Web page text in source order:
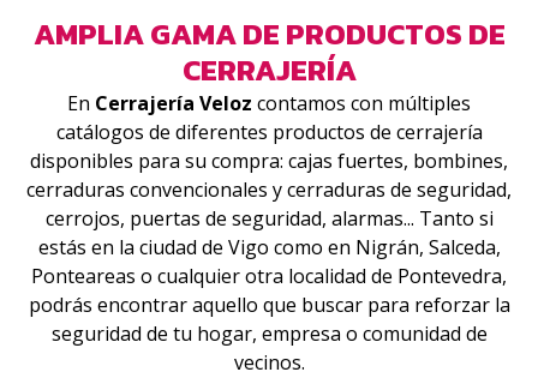
AMPLIA GAMA DE PRODUCTOS DE
CERRAJERÍA
En Cerrajería Veloz contamos con múltiples
catálogos de diferentes productos de cerrajería
disponibles para su compra: cajas fuertes, bombines,
cerraduras convencionales y cerraduras de seguridad,
cerrojos, puertas de seguridad, alarmas... Tanto si
estás en la ciudad de Vigo como en Nigrán, Salceda,
Ponteareas o cualquier otra localidad de Pontevedra,
podrás encontrar aquello que buscar para reforzar la
seguridad de tu hogar, empresa o comunidad de
vecinos.